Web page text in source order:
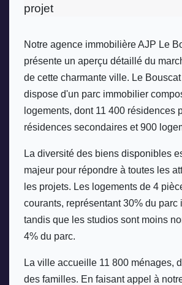
projet
Notre agence immobilière AJP Le
présente un aperçu détaillé du
de cette charmante ville. Le
dispose d'un parc immobilier
logements, dont 11 400 résidences
résidences secondaires et 900
La diversité des biens disponibles
majeur pour répondre à toutes les
les projets. Les logements de 4
courants, représentant 30% du parc
tandis que les studios sont moins
4% du parc.
La ville accueille 11 800 ménages,
des familles. En faisant appel à